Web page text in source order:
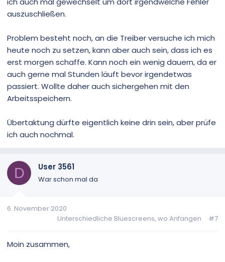
auszuschließen.
Problem besteht noch, an die Treiber versuche ich mich
heute noch zu setzen, kann aber auch sein, dass ich es
erst morgen schaffe. Kann noch ein wenig dauern, da er
auch gerne mal Stunden läuft bevor irgendetwas
passiert. Wollte daher auch sichergehen mit den
Arbeitsspeichern.
Übertaktung dürfte eigentlich keine drin sein, aber prüfe
ich auch nochmal.
D User 3561
War schon mal da
6. November 2020
Unterschiedliche Bluescreens, wo Anfangen
#7
Moin zusammen,